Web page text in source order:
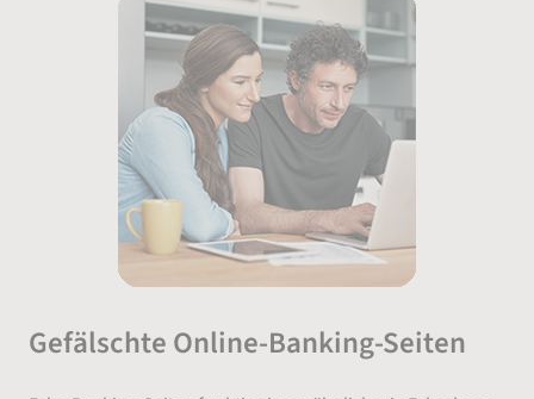
Gefälschte Online-Banking-Seiten